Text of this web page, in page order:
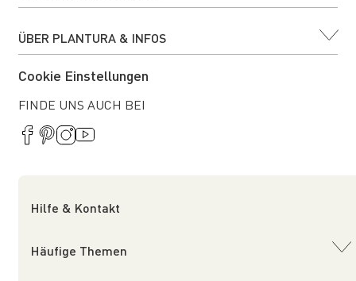
ÜBER PLANTURA & INFOS
Cookie Einstellungen
FINDE UNS AUCH BEI
Hilfe & Kontakt
Häufige Themen